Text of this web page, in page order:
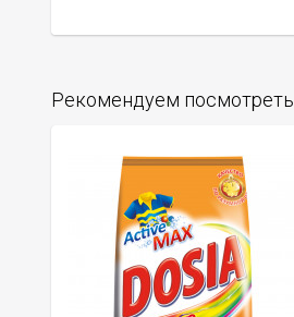
Рекомендуем посмотреть